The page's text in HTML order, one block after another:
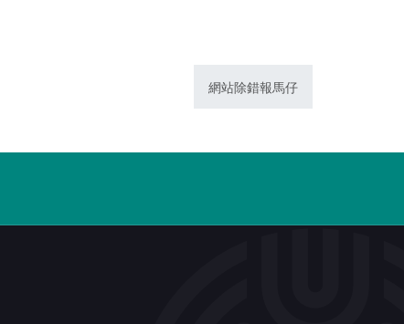
網站除錯報馬仔